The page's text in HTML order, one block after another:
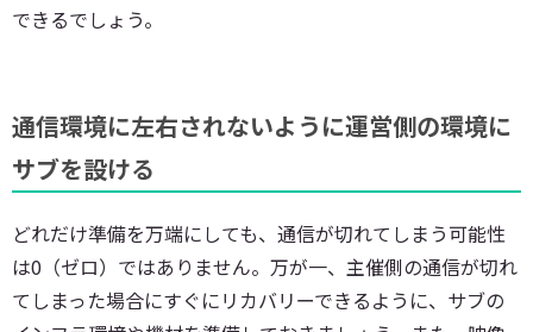
できるでしょう。
通信環境に左右されないように運営側の環境に
サブを設ける
どれだけ準備を万端にしても、通信が切れてしまう可能性
は0（ゼロ）ではありません。万が一、主催側の通信が切れ
てしまった場合にすぐにリカバリーできるように、サブの